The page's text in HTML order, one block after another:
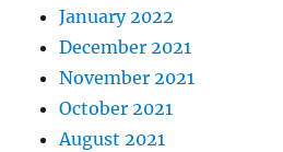
January 2022
December 2021
November 2021
October 2021
August 2021